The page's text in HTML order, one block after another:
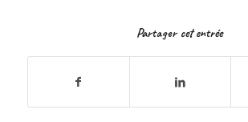
Partager cet entrée